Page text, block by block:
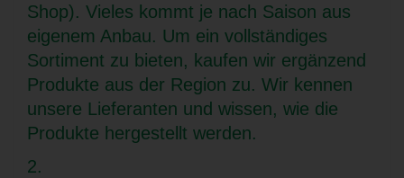
Shop). Vieles kommt je nach Saison aus
eigenem Anbau. Um ein vollständiges
Sortiment zu bieten, kaufen wir ergänzend
Produkte aus der Region zu. Wir kennen
unsere Lieferanten und wissen, wie die
Produkte hergestellt werden.
2.